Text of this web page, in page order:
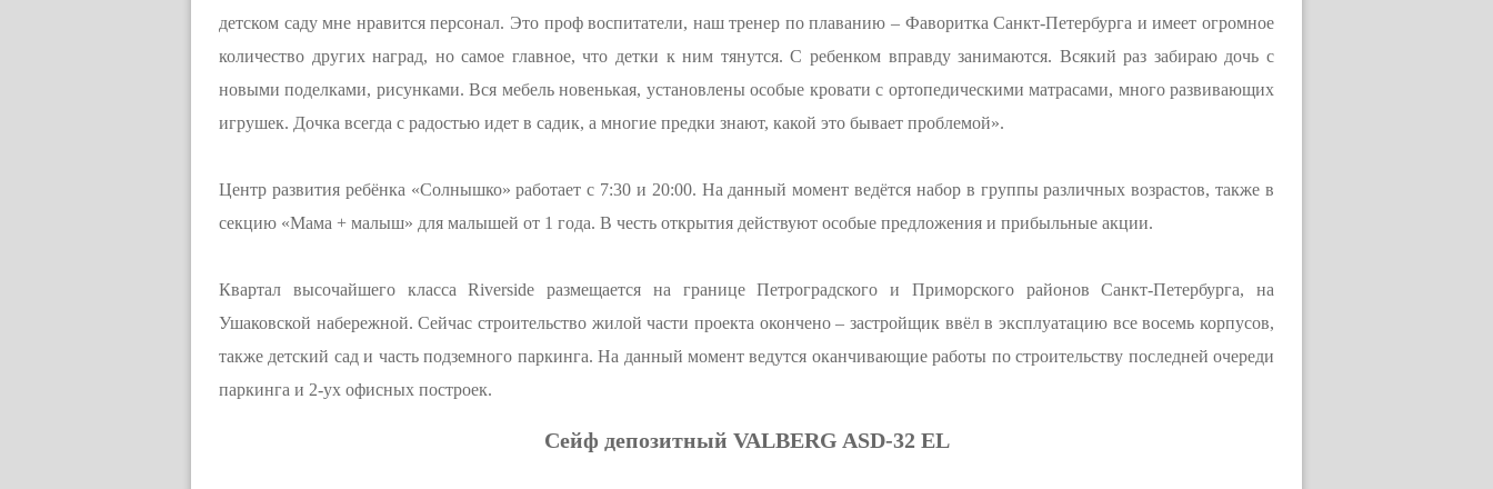
детском саду мне нравится персонал. Это проф воспитатели, наш тренер по плаванию – Фаворитка Санкт-Петербурга и имеет огромное
количество других наград, но самое главное, что детки к ним тянутся. С ребенком вправду занимаются. Всякий раз забираю дочь с
новыми поделками, рисунками. Вся мебель новенькая, установлены особые кровати с ортопедическими матрасами, много развивающих
игрушек. Дочка всегда с радостью идет в садик, а многие предки знают, какой это бывает проблемой».
Центр развития ребёнка «Солнышко» работает с 7:30 и 20:00. На данный момент ведётся набор в группы различных возрастов, также в
секцию «Мама + малыш» для малышей от 1 года. В честь открытия действуют особые предложения и прибыльные акции.
Квартал высочайшего класса Riverside размещается на границе Петроградского и Приморского районов Санкт-Петербурга, на
Ушаковской набережной. Сейчас строительство жилой части проекта окончено – застройщик ввёл в эксплуатацию все восемь корпусов,
также детский сад и часть подземного паркинга. На данный момент ведутся оканчивающие работы по строительству последней очереди
паркинга и 2-ух офисных построек.
Сейф депозитный VALBERG ASD-32 EL